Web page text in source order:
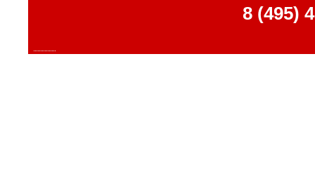
8 (495)